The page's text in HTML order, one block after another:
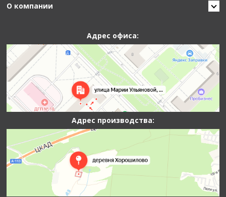
О компании
Адрес офиса:
Адрес производства: